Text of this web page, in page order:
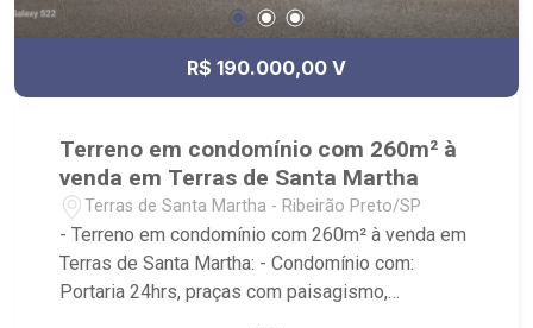
R$ 190.000,00 V
Terreno em condomínio com 260m² à
venda em Terras de Santa Martha
Terras de Santa Martha - Ribeirão Preto/SP
- Terreno em condomínio com 260m² à venda em
Terras de Santa Martha: - Condomínio com:
Portaria 24hrs, praças com paisagismo,